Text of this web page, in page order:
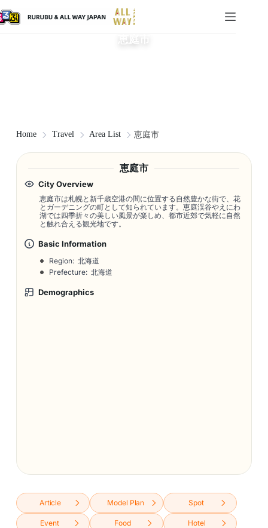
恵庭市
Home Travel Area List 恵庭市
恵庭市
City Overview
恵庭市は札幌と新千歳空港の間に位置する自然豊かな街で、花
とガーデニングの町として知られています。恵庭渓谷やえにわ
湖では四季折々の美しい風景が楽しめ、都市近郊で気軽に自然
と触れ合える観光地です。
Basic Information
Region: 北海道
Prefecture: 北海道
Demographics
Article Model Plan Spot
Event Food Hotel